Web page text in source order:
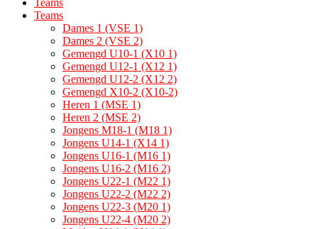
Teams
Teams
Dames 1 (VSE 1)
Dames 2 (VSE 2)
Gemengd U10-1 (X10 1)
Gemengd U12-1 (X12 1)
Gemengd U12-2 (X12 2)
Gemengd X10-2 (X10-2)
Heren 1 (MSE 1)
Heren 2 (MSE 2)
Jongens M18-1 (M18 1)
Jongens U14-1 (X14 1)
Jongens U16-1 (M16 1)
Jongens U16-2 (M16 2)
Jongens U22-1 (M22 1)
Jongens U22-2 (M22 2)
Jongens U22-3 (M20 1)
Jongens U22-4 (M20 2)